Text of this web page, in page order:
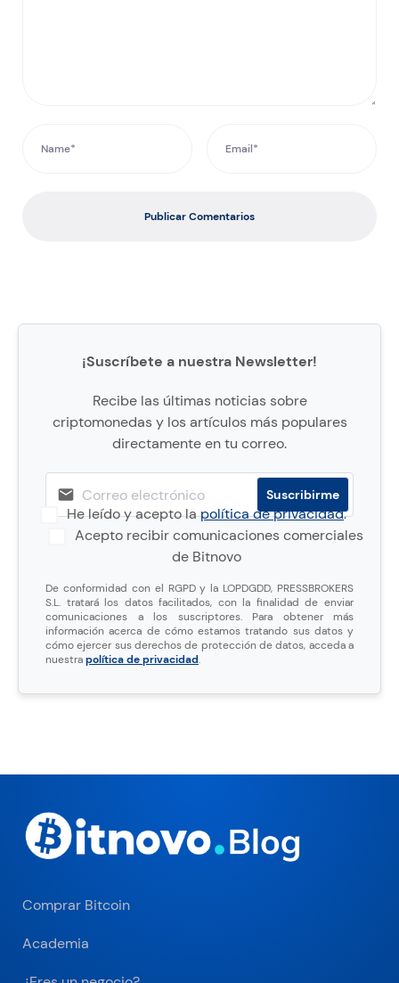
Publicar Comentarios
¡Suscríbete a nuestra Newsletter!
Recibe las últimas noticias sobre
criptomonedas y los artículos más populares
directamente en tu correo.
He leído y acepto lapolítica de privacidad.
Acepto recibir comunicaciones comerciales
de Bitnovo
De conformidad con el RGPD y la LOPDGDD, PRESSBROKERS
S.L. tratará los datos facilitados, con la finalidad de enviar
comunicaciones a los suscriptores. Para obtener más
información acerca de cómo estamos tratando sus datos y
cómo ejercer sus derechos de protección de datos, acceda a
nuestrapolítica de privacidad.
Comprar Bitcoin
Academia